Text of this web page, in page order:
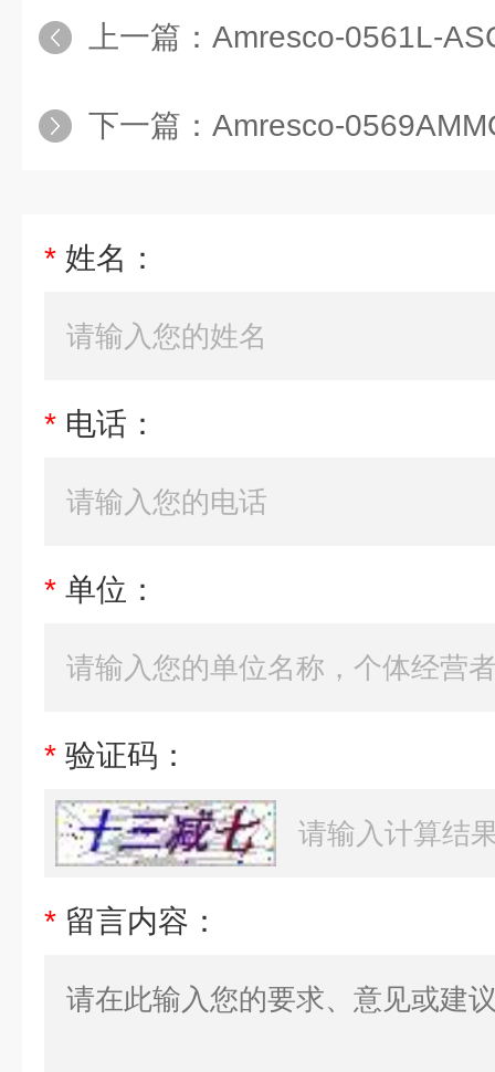
上一篇： Amresco-0561L-
下一篇： Amresco-
* 姓名：
* 电话：
* 单位：
* 验证码：
* 留言内容：